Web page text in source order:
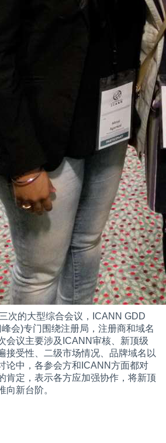
次的大型综合会议，ICANN GDD
会)专门围绕注册局，注册商和域名
会议主要涉及ICANN审核、新顶级
接受性、二级市场情况、品牌域名以
论中，各参会方和ICANN方面都对
肯定，表示各方应加强协作，将新顶
向新台阶。